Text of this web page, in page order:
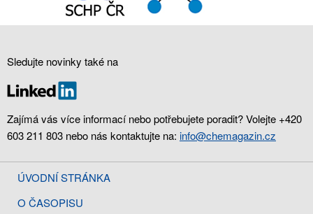
Sledujte novinky také na
Zajímá vás více informací nebo potřebujete poradit? Volejte +420
603 211 803 nebo nás kontaktujte na: info@chemagazin.cz
ÚVODNÍ STRÁNKA
O ČASOPISU